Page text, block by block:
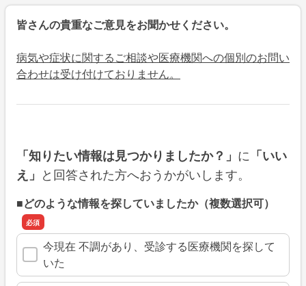
皆さんの貴重なご意見をお聞かせください。
病気や症状に関するご相談や医療機関への個別のお問い
合わせは受け付けておりません。
「知りたい情報は見つかりましたか？」 に 「いい
え」 と回答された方へおうかがいします。
■どのような情報を探していましたか（複数選択可）
今現在 不調があり、受診する医療機関を探して
いた